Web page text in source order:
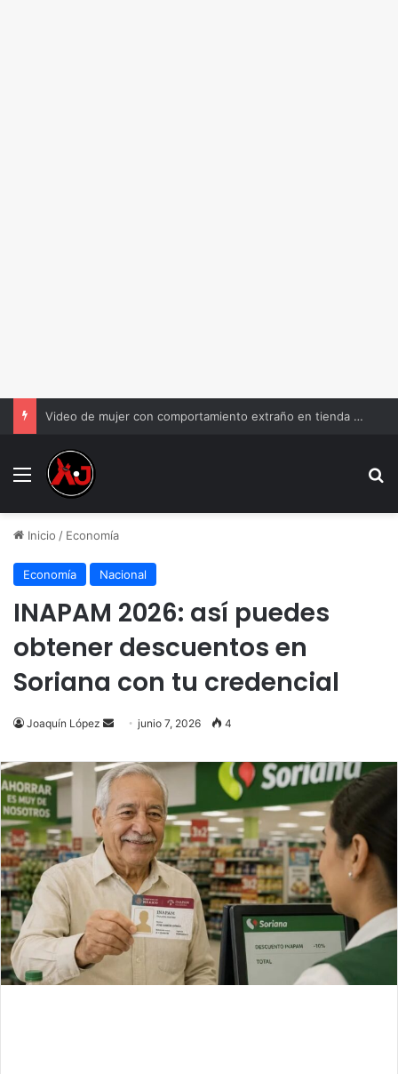
Video de mujer con comportamiento extraño en tienda y genera debate
Menu
Inicio / Economía
Economía Nacional
INAPAM 2026: así puedes
obtener descuentos en
Soriana con tu credencial
Joaquín López
Send
email
junio 7, 2026 4